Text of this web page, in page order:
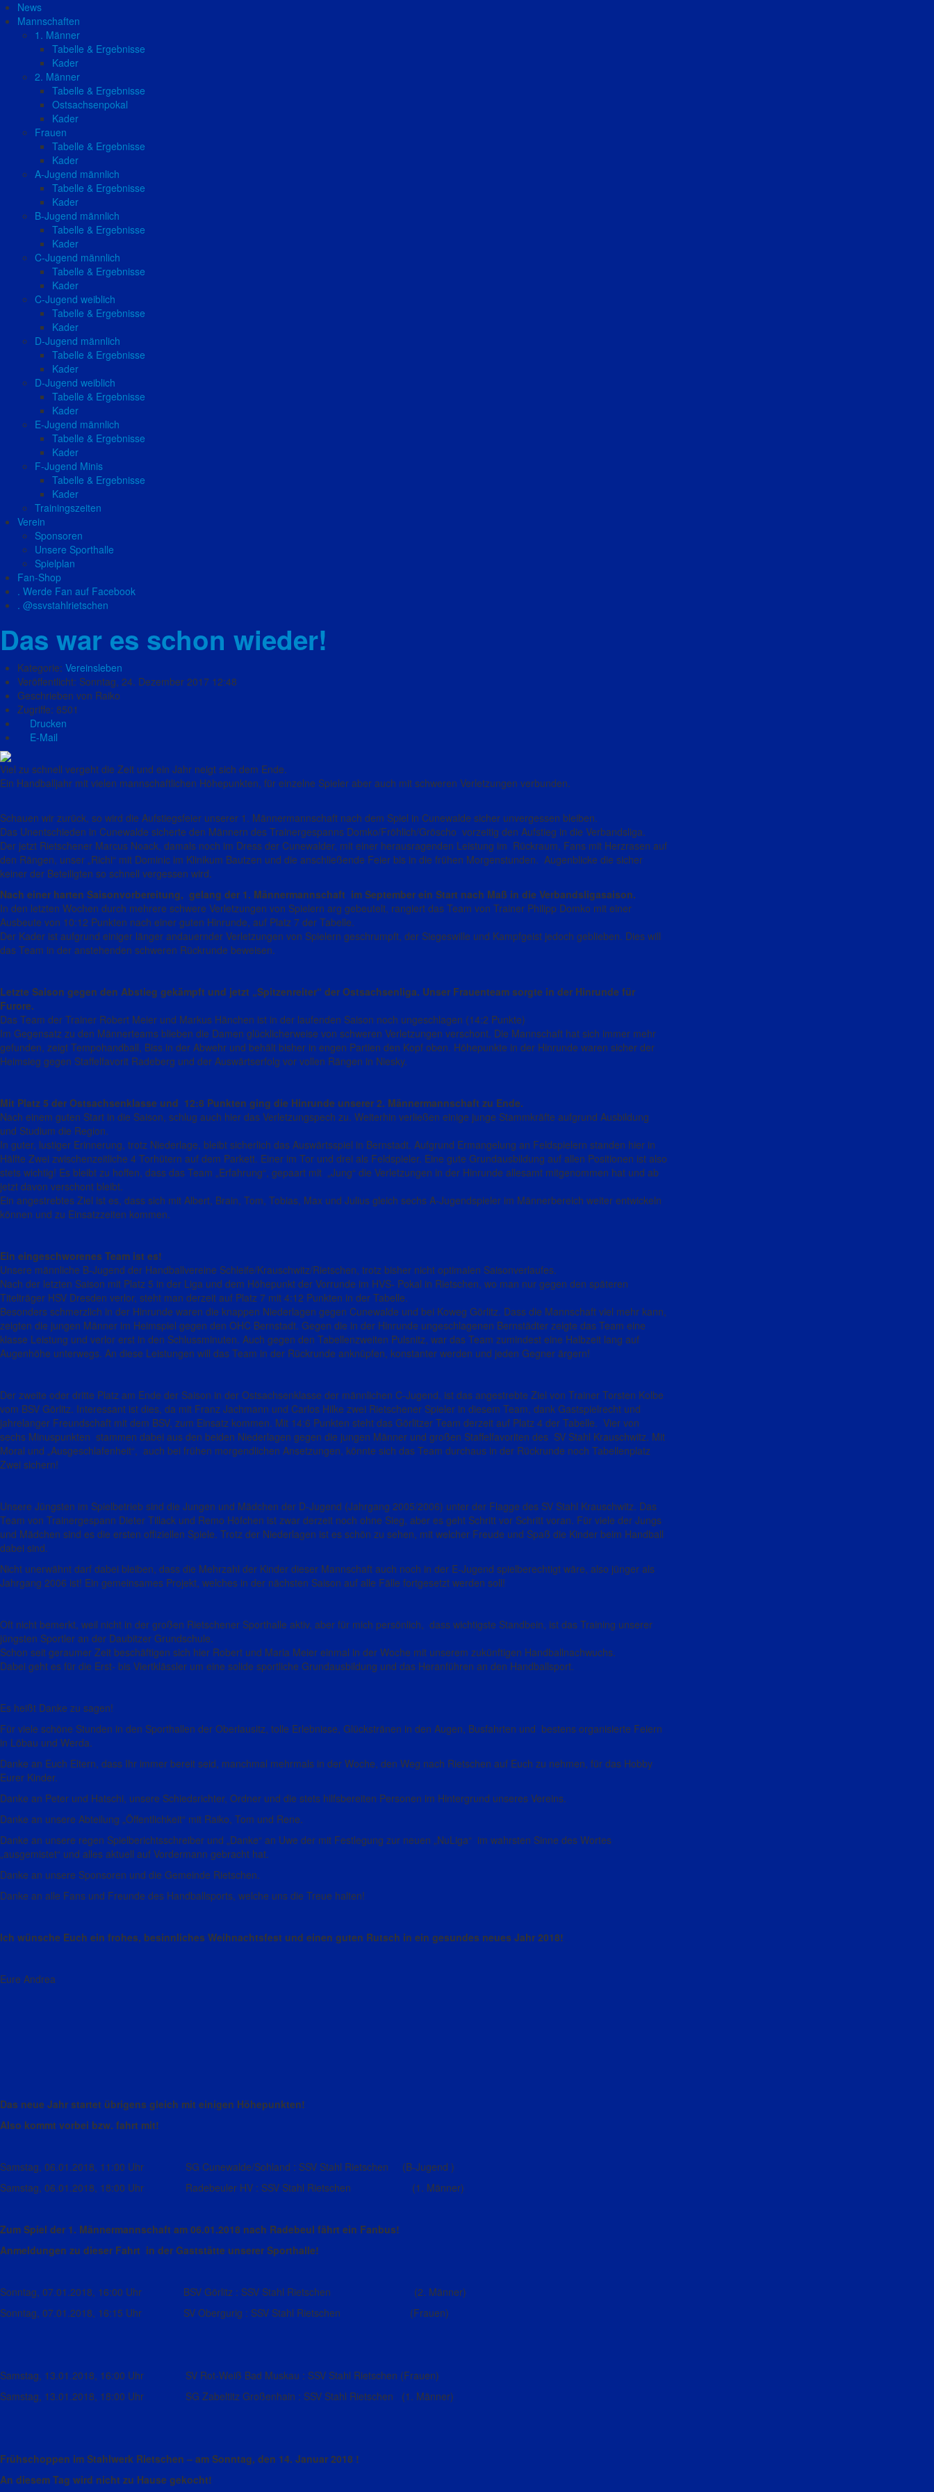
News
Mannschaften
1. Männer
Tabelle & Ergebnisse
Kader
2. Männer
Tabelle & Ergebnisse
Ostsachsenpokal
Kader
Frauen
Tabelle & Ergebnisse
Kader
A-Jugend männlich
Tabelle & Ergebnisse
Kader
B-Jugend männlich
Tabelle & Ergebnisse
Kader
C-Jugend männlich
Tabelle & Ergebnisse
Kader
C-Jugend weiblich
Tabelle & Ergebnisse
Kader
D-Jugend männlich
Tabelle & Ergebnisse
Kader
D-Jugend weiblich
Tabelle & Ergebnisse
Kader
E-Jugend männlich
Tabelle & Ergebnisse
Kader
F-Jugend Minis
Tabelle & Ergebnisse
Kader
Trainingszeiten
Verein
Sponsoren
Unsere Sporthalle
Spielplan
Fan-Shop
. Werde Fan auf Facebook
. @ssvstahlrietschen
Das war es schon wieder!
Kategorie: Vereinsleben
Veröffentlicht: Sonntag, 24. Dezember 2017 12:48
Geschrieben von Raiko
Zugriffe: 8501
Drucken
E-Mail
Viel zu schnell vergeht die Zeit und ein Jahr neigt sich dem Ende.
Ein Handballjahr mit vielen mannschaftlichen Höhepunkten, für einzelne Spieler aber auch mit schweren Verletzungen verbunden.
Schauen wir zurück, so wird die Aufstiegsfeier unserer 1. Männermannschaft nach dem Spiel in Cunewalde sicher unvergessen bleiben.
Das Unentschieden in Cunewalde sicherte den Männern des Trainergespanns Domko/Fröhlich/Gröscho vorzeitig den Aufstieg in die Verbandsliga.
Der jetzt Rietschener Marcus Noack, damals noch im Dress der Cunewalder, mit einer herausragenden Leistung im Rückraum, Fans mit Herzrasen auf
den Rängen, unser „Richi“ mit Dominic im Klinikum Bautzen und die anschließende Feier bis in die frühen Morgenstunden. Augenblicke die sicher
keiner der Beteiligten so schnell vergessen wird.
Nach einer harten Saisonvorbereitung, gelang der 1. Männermannschaft im September ein Start nach Maß in die Verbandsligasaison.
In den letzten Wochen durch mehrere schwere Verletzungen von Spielern arg gebeutelt, rangiert das Team von Trainer Philipp Domko mit einer
Ausbeute von 10:12 Punkten nach einer guten Hinrunde, auf Platz 7 der Tabelle.
Der Kader ist aufgrund einiger länger andauernder Verletzungen von Spielern geschrumpft, der Siegeswille und Kampfgeist jedoch geblieben. Dies will
das Team in der anstehenden schweren Rückrunde beweisen.
Letzte Saison gegen den Abstieg gekämpft und jetzt „Spitzenreiter“ der Ostsachsenliga. Unser Frauenteam sorgte in der Hinrunde für
Furore.
Das Team der Trainer Robert Meier und Markus Hänchen ist in der laufenden Saison noch ungeschlagen (14:2 Punkte)
Im Gegensatz zu den Männerteams blieben die Damen glücklicherweise von schweren Verletzungen verschont. Die Mannschaft hat sich immer mehr
gefunden, zeigt Tempohandball, Biss in der Abwehr und behält bisher in engen Partien den Kopf oben. Höhepunkte in der Hinrunde waren sicher der
Heimsieg gegen Staffelfavorit Radeberg und der Auswärtserfolg vor vollen Rängen in Niesky.
Mit Platz 5 der Ostsachsenklasse und 12:8 Punkten ging die Hinrunde unserer 2. Männermannschaft zu Ende.
Nach einem guten Start in die Saison, schlug auch hier das Verletzungspech zu. Weiterhin verließen einige junge Stammkräfte aufgrund Ausbildung
und Studium die Region.
In guter, lustiger Erinnerung, trotz Niederlage, bleibt sicherlich das Auswärtsspiel in Bernstadt. Aufgrund Ermangelung an Feldspielern standen hier in
Hälfte Zwei zwischenzeitliche 4 Torhütern auf dem Parkett. Einer im Tor und drei als Feldspieler. Eine gute Grundausbildung auf allen Positionen ist also
stets wichtig! Es bleibt zu hoffen, dass das Team „Erfahrung“, gepaart mit „Jung“ die Verletzungen in der Hinrunde allesamt mitgenommen hat und ab
jetzt davon verschont bleibt.
Ein angestrebtes Ziel ist es, dass sich mit Albert, Brain, Tom, Tobias, Max und Julius gleich sechs A-Jugendspieler im Männerbereich weiter entwickeln
können und zu Einsatzzeiten kommen.
Ein eingeschworenes Team ist es!
Unsere männliche B-Jugend der Handballvereine Schleife/Krauschwitz/Rietschen, trotz bisher nicht optimalen Saisonverlaufes.
Nach der letzten Saison mit Platz 5 in der Liga und dem Höhepunkt der Vorrunde im HVS- Pokal in Rietschen, wo man nur gegen den späteren
Titelträger HSV Dresden verlor, steht man derzeit auf Platz 7 mit 4:12 Punkten in der Tabelle.
Besonders schmerzlich in der Hinrunde waren die knappen Niederlagen gegen Cunewalde und bei Koweg Görlitz. Dass die Mannschaft viel mehr kann,
zeigten die jungen Männer im Heimspiel gegen den OHC Bernstadt. Gegen die in der Hinrunde ungeschlagenen Bernstädter zeigte das Team eine
klasse Leistung und verlor erst in den Schlussminuten. Auch gegen den Tabellenzweiten Pulsnitz, war das Team zumindest eine Halbzeit lang auf
Augenhöhe unterwegs. An diese Leistungen will das Team in der Rückrunde anknüpfen, konstanter werden und jeden Gegner ärgern!
Der zweite oder dritte Platz am Ende der Saison in der Ostsachsenklasse der männlichen C-Jugend, ist das angestrebte Ziel von Trainer Torsten Kolbe
vom BSV Görlitz. Interessant ist dies, da mit Franz Jachmann und Carlos Hilke zwei Rietschener Spieler in diesem Team, dank Gastspielrecht und
jahrelanger Freundschaft mit dem BSV, zum Einsatz kommen. Mit 14:6 Punkten steht das Görlitzer Team derzeit auf Platz 4 der Tabelle. Vier von
sechs Minuspunkten stammen dabei aus den beiden Niederlagen gegen die jungen Männer und großen Staffelfavoriten des SV Stahl Krauschwitz. Mit
Moral und „Ausgeschlafenheit“, auch bei frühen morgendlichen Ansetzungen, könnte sich das Team durchaus in der Rückrunde noch Tabellenplatz
Zwei sichern!
Unsere Jüngsten im Spielbetrieb sind die Jungen und Mädchen der D-Jugend (Jahrgang 2005/2006) unter der Flagge des SV Stahl Krauschwitz. Das
Team von Trainergespann Dieter Tillack und Remo Höfchen ist zwar derzeit noch ohne Sieg, aber es geht Schritt vor Schritt voran. Für viele der Jungs
und Mädchen sind es die ersten offiziellen Spiele. Trotz der Niederlagen ist es schön zu sehen, mit welcher Freude und Spaß die Kinder beim Handball
dabei sind.
Nicht unerwähnt darf dabei bleiben, dass die Mehrzahl der Kinder dieser Mannschaft auch noch in der E-Jugend spielberechtigt wäre, also jünger als
Jahrgang 2006 ist! Ein gemeinsames Projekt, welches in der nächsten Saison auf alle Fälle fortgesetzt werden soll!
Oft nicht bemerkt, weil nicht in der großen Rietschener Sporthalle aktiv, aber für mich persönlich, dass wichtigste Standbein, ist das Training unserer
jüngsten Sportler an der Daubitzer Grundschule.
Schon seit geraumer Zeit beschäftigen sich hier Robert und Maria Meier einmal in der Woche mit unserem zukünftigen Handballnachwuchs.
Dabei geht es für die Erst- bis Viertklässler um eine solide sportliche Grundausbildung und das Heranführen an den Handballsport.
Es heißt Danke zu sagen!
Für viele schöne Stunden in den Sporthallen der Oberlausitz, tolle Erlebnisse, Glückstränen in den Augen, Busfahrten und bestens organisierte Feiern
in Löbau und Werda.
Danke an Euch Eltern, dass Ihr immer bereit seid, manchmal mehrmals in der Woche, den Weg nach Rietschen auf Euch zu nehmen, für das Hobby
Eurer Kinder.
Danke an Peter und Hatschi, unsere Schiedsrichter, Ordner und die stets hilfsbereiten Personen im Hintergrund unseres Vereins.
Danke an unsere Abteilung „Öffentlichkeit“ mit Raiko, Tom und Rene.
Danke an unsere regen Spielberichtsschreiber und „Danke“ an Uwe der mit Festlegung zur neuen „NuLiga“ im wahrsten Sinne des Wortes
„ausgemistet“ und alles aktuell auf Vordermann gebracht hat.
Danke an unsere Sponsoren und die Gemeinde Rietschen.
Danke an alle Fans und Freunde des Handballsports, welche uns die Treue halten!
Ich wünsche Euch ein frohes, besinnliches Weihnachtsfest und einen guten Rutsch in ein gesundes neues Jahr 2018!
Eure Andrea
Das neue Jahr startet übrigens gleich mit einigen Höhepunkten!
Also kommt vorbei bzw. fahrt mit!
Samstag, 06.01.2018, 11:00 Uhr SG Cunewalde/Sohland : SSV Stahl Rietschen (B-Jugend )
Samstag, 06.01.2018, 18:00 Uhr Radebeuler HV : SSV Stahl Rietschen (1. Männer)
Zum Spiel der 1. Männermannschaft am 06.01.2018 nach Radebeul fährt ein Fanbus!
Anmeldungen zu dieser Fahrt in der Gaststätte unserer Sporthalle!
Sonntag, 07.01.2018, 16:00 Uhr BSV Görlitz : SSV Stahl Rietschen (2. Männer)
Sonntag, 07.01.2018, 16:15 Uhr SV Obergurig : SSV Stahl Rietschen (Frauen)
Samstag, 13.01.2018, 16:00 Uhr SV Rot-Weiß Bad Muskau : SSV Stahl Rietschen (Frauen)
Samstag, 13.01.2018, 18:00 Uhr SG Zabeltitz Großenhain : SSV Stahl Rietschen (1. Männer)
Frühschoppen im Stahlwerk Rietschen – am Sonntag, den 14. Januar 2018 !
An diesem Tag wird nicht zu Hause gekocht!